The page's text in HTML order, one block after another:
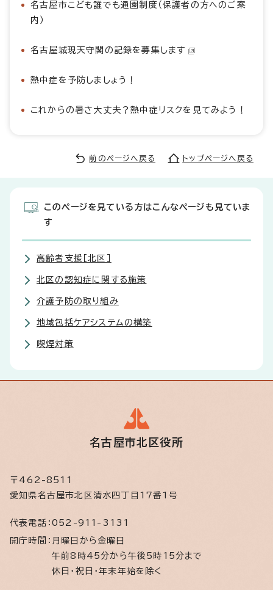
名古屋市こども誰でも通園制度（保護者の方へのご案
内）
名古屋城現天守閣の記録を募集します
熱中症を予防しましょう！
これからの暑さ大丈夫？熱中症リスクを見てみよう！
前のページへ戻る トップページへ戻る
このページを見ている方はこんなページも見ていま
す
高齢者支援［北区］
北区の認知症に関する施策
介護予防の取り組み
地域包括ケアシステムの構築
喫煙対策
名古屋市北区役所
〒462-8511
愛知県名古屋市北区清水四丁目17番1号
代表電話： 052-911-3131
開庁時間： 月曜日から金曜日
午前8時45分から午後5時15分まで
休日・祝日・年末年始を除く